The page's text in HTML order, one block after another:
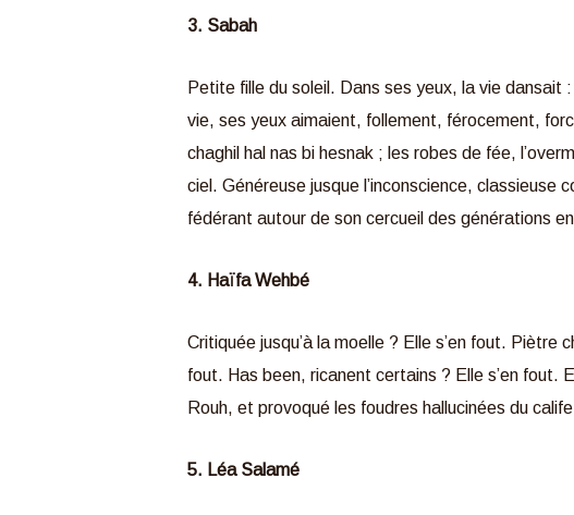
3. Sabah
Petite fille du soleil. Dans ses yeux, la vie
vie, ses yeux aimaient, follement, férocement,
chaghil hal nas bi hesnak ; les robes de fée,
ciel. Généreuse jusque l’inconscience,
fédérant autour de son cercueil des générations
4. Haïfa Wehbé
Critiquée jusqu’à la moelle ? Elle s’en fout. Piètre
fout. Has been, ricanent certains ? Elle s’en fout.
Rouh, et provoqué les foudres hallucinées du
5. Léa Salamé